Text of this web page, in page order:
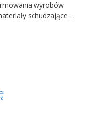
wyrobów
schudzające …